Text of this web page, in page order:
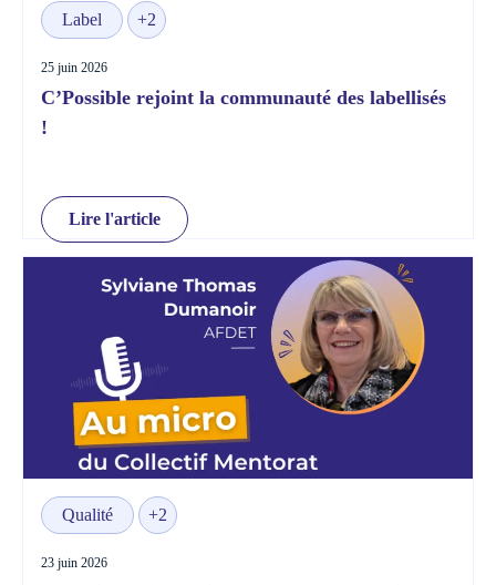
Label +2
25 juin 2026
C’Possible rejoint la communauté des labellisés
!
Lire l'article
Qualité +2
23 juin 2026